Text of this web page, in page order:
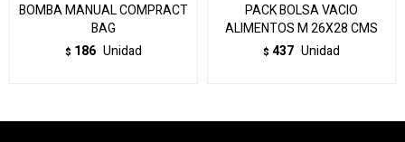
BOMBA MANUAL COMPRACT
BAG
$ 186 Unidad
PACK BOLSA VACIO
ALIMENTOS M 26X28 CMS
$ 437 Unidad